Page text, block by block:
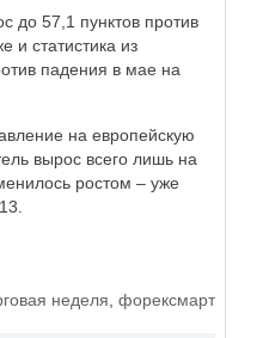
до 57,1 пунктов против
и статистика из
падения в мае на
на европейскую
вырос всего лишь на
ростом – уже
неделя форексмарт